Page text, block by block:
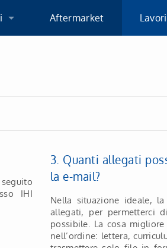
Aftermarket
IHI
3. Quanti allegati
la e-mail?
Nella situazione ideale,
allegati, per permetterci
possibile. La cosa
nell’ordine: lettera,